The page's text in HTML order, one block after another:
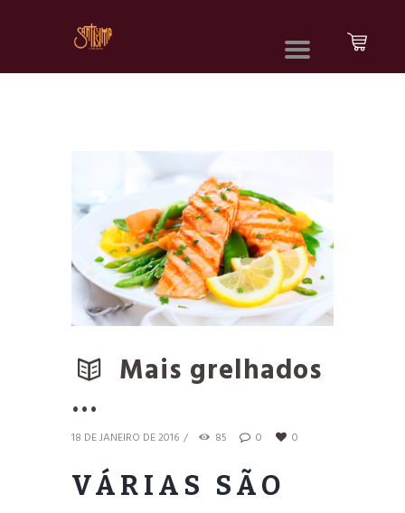
Mais grelhados
…
18 DE JANEIRO DE 2016 85 0 0
VÁRIAS SÃO